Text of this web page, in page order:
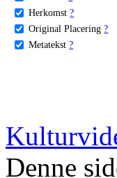
Herkomst ?
Original Placering ?
Metatekst ?
Denne